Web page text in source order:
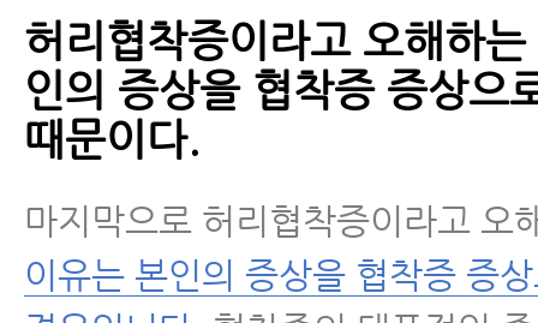
- 척추관이 좁아져 협착이 있어도
람이 많은 이유
- 척추협착증 치료 잘하는 곳 고르
- 척추협착증과 근감소증은 매우
있습니다.
- 허리에 좋은 음식, 허리디스크·
허리협착증이라고 오해하
인의 증상을 협착증 증상으
때문이다.
마지막으로 허리협착증이라고 오
이유는 본인의 증상을 협착증 증